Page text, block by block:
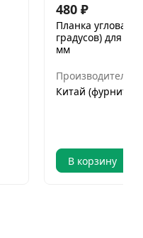
480 ₽
Планка угловая
градусов) для
мм
Производитель
Китай
В корзину